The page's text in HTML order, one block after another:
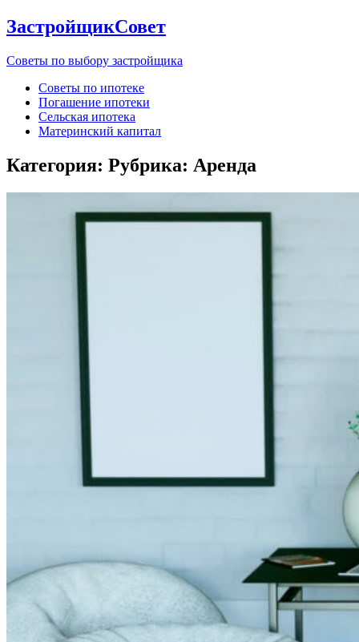
ЗастройщикСовет
Советы по выбору застройщика
Советы по ипотеке
Погашение ипотеки
Сельская ипотека
Материнский капитал
Категория: Рубрика: Аренда